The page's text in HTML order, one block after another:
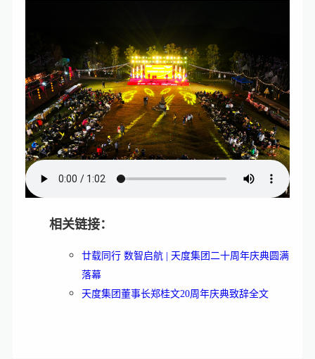
相关链接：
廿载同行 数智启航 | 天度集团二十周年庆典圆满
落幕
天度集团董事长郑桂文20周年庆典致辞全文